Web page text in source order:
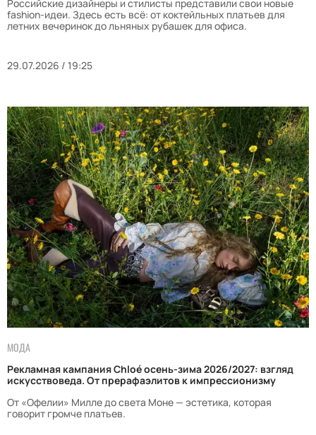
Российские дизайнеры и стилисты представили свои новые
fashion-идеи. Здесь есть всё: от коктейльных платьев для
летних вечеринок до льняных рубашек для офиса.
29.07.2026 / 19:25
МОДА
Рекламная кампания Chloé осень-зима 2026/2027: взгляд
искусствоведа. От прерафаэлитов к импрессионизму
От «Офелии» Милле до света Моне — эстетика, которая
говорит громче платьев.